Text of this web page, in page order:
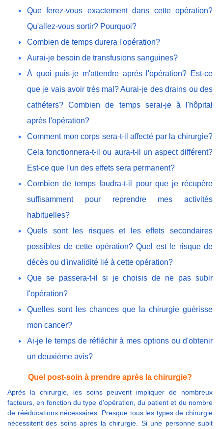
Que ferez-vous exactement dans cette opération?
Qu'allez-vous sortir? Pourquoi?
Combien de temps durera l'opération?
Aurai-je besoin de transfusions sanguines?
À quoi puis-je m'attendre après l'opération? Est-ce
que je vais avoir très mal? Aurai-je des drains ou des
cathéters? Combien de temps serai-je à l'hôpital
après l'opération?
Comment mon corps sera-t-il affecté par la chirurgie?
Cela fonctionnera-t-il ou aura-t-il un aspect différent?
Est-ce que l'un des effets sera permanent?
Combien de temps faudra-t-il pour que je récupère
suffisamment pour reprendre mes activités
habituelles?
Quels sont les risques et les effets secondaires
possibles de cette opération? Quel est le risque de
décès ou d'invalidité lié à cette opération?
Que se passera-t-il si je choisis de ne pas subir
l'opération?
Quelles sont les chances que la chirurgie guérisse
mon cancer?
Ai-je le temps de réfléchir à mes options ou d'obtenir
un deuxième avis?
Quel post-soin à prendre après la chirurgie?
Après la chirurgie, les soins peuvent impliquer de nombreux
facteurs, en fonction du type d’opération, du patient et du nombre
de rééducations nécessaires. Presque tous les types de chirurgie
nécessitent des soins après la chirurgie. Si une personne subit